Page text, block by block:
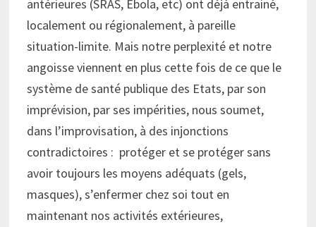
antérieures (SRAS, Ebola, etc) ont déjà entrainé,
localement ou régionalement, à pareille
situation-limite. Mais notre perplexité et notre
angoisse viennent en plus cette fois de ce que le
système de santé publique des Etats, par son
imprévision, par ses impérities, nous soumet,
dans l’improvisation, à des injonctions
contradictoires : protéger et se protéger sans
avoir toujours les moyens adéquats (gels,
masques), s’enfermer chez soi tout en
maintenant nos activités extérieures,